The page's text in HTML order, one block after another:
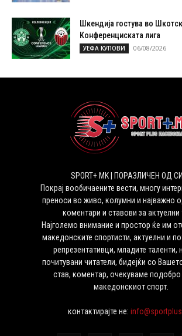
Шкендија гостува во
Конференциската лига
УЕФА КУПОВИ 06/08/2026
SPORT+ MK | ПОРАЗЛИЧЕН ОД
Покрај вообичаените вести, многу
преноси во живо, колумни и најважно
коментари и ставови за актуелни
Најголемо внимание и простор ќе им
македонските спортисти, актуелни и
репрезентативци, младите таленти,
почитувани читатели, бидејќи со
став, коментар, очекуваме подобро
македонскиот спорт.
контактирајте не: